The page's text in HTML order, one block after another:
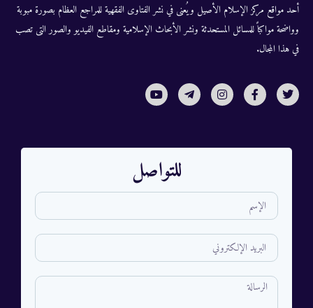
أحد مواقع مركز الإسلام الأصيل ويُعنى في نشر الفتاوى الفقهية للمراجع العظام بصورة مبوبة
وواضحة مواكباً للمسائل المستحدثة ونشر الأبحاث الإسلامية ومقاطع الفيديو والصور التى تصب
في هذا المجال.
للتواصل